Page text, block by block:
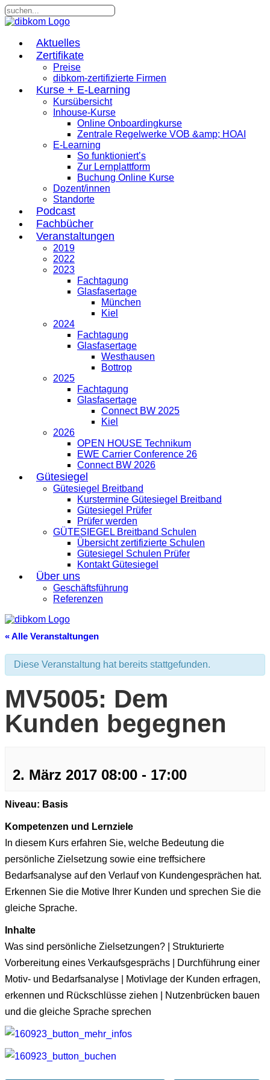
Aktuelles
Zertifikate
Preise
dibkom-zertifizierte Firmen
Kurse + E-Learning
Kursübersicht
Inhouse-Kurse
Online Onboardingkurse
Zentrale Regelwerke VOB &amp; HOAI
E-Learning
So funktioniert’s
Zur Lernplattform
Buchung Online Kurse
Dozent/innen
Standorte
Podcast
Fachbücher
Veranstaltungen
2019
2022
2023
Fachtagung
Glasfasertage
München
Kiel
2024
Fachtagung
Glasfasertage
Westhausen
Bottrop
2025
Fachtagung
Glasfasertage
Connect BW 2025
Kiel
2026
OPEN HOUSE Technikum
EWE Carrier Conference 26
Connect BW 2026
Gütesiegel
Gütesiegel Breitband
Kurstermine Gütesiegel Breitband
Gütesiegel Prüfer
Prüfer werden
GÜTESIEGEL Breitband Schulen
Übersicht zertifizierte Schulen
Gütesiegel Schulen Prüfer
Kontakt Gütesiegel
Über uns
Geschäftsführung
Referenzen
« Alle Veranstaltungen
Diese Veranstaltung hat bereits stattgefunden.
MV5005: Dem
Kunden begegnen
2. März 2017 08:00 - 17:00
Niveau: Basis
Kompetenzen und Lernziele
In diesem Kurs erfahren Sie, welche Bedeutung die
persönliche Zielsetzung sowie eine treffsichere
Bedarfsanalyse auf den Verlauf von Kundengesprächen hat.
Erkennen Sie die Motive Ihrer Kunden und sprechen Sie die
gleiche Sprache.
Inhalte
Was sind persönliche Zielsetzungen? | Strukturierte
Vorbereitung eines Verkaufsgesprächs | Durchführung einer
Motiv- und Bedarfsanalyse | Motivlage der Kunden erfragen,
erkennen und Rückschlüsse ziehen | Nutzenbrücken bauen
und die gleiche Sprache sprechen